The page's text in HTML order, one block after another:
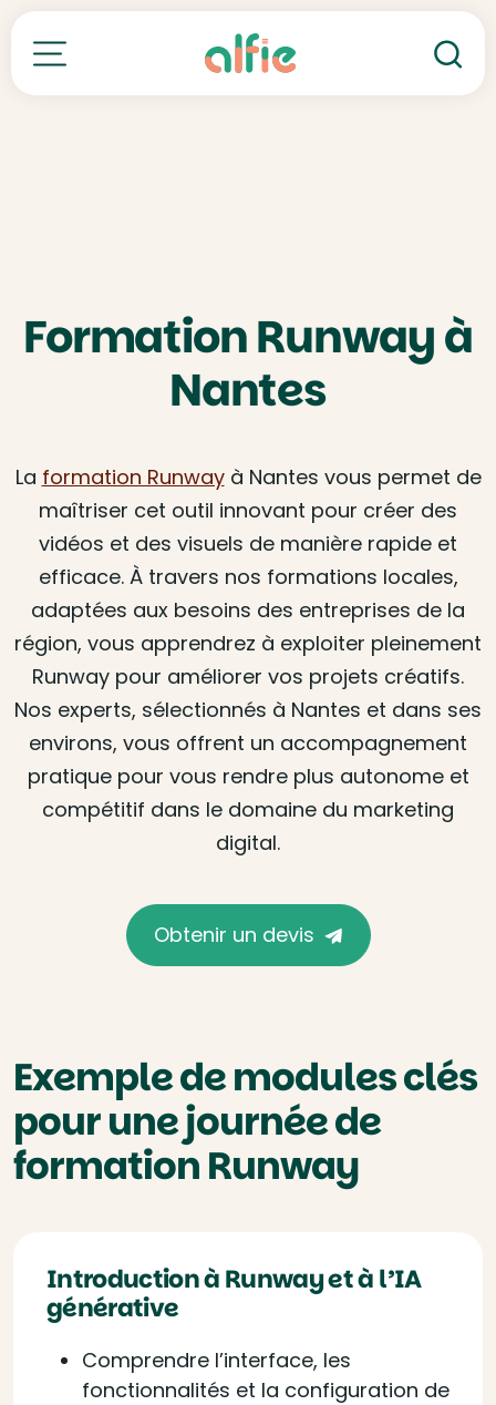
Toutes nos formations
Formation Runway à
Nantes
La formation Runwayà Nantes vous permet de
maîtriser cet outil innovant pour créer des
vidéos et des visuels de manière rapide et
efficace. À travers nos formations locales,
adaptées aux besoins des entreprises de la
région, vous apprendrez à exploiter pleinement
Runway pour améliorer vos projets créatifs.
Nos experts, sélectionnés à Nantes et dans ses
environs, vous offrent un accompagnement
pratique pour vous rendre plus autonome et
compétitif dans le domaine du marketing
digital.
Obtenir un devis
Exemple de modules clés
pour une journée de
formation Runway
Introduction à Runway et à l’IA
générative
Comprendre l’interface, les
fonctionnalités et la configuration de